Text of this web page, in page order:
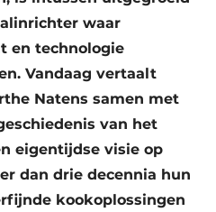
waar
en technologie
Vandaag vertaalt
Natens samen met
van het
eigentijdse visie op
dan drie decennia hun
kookoplossingen